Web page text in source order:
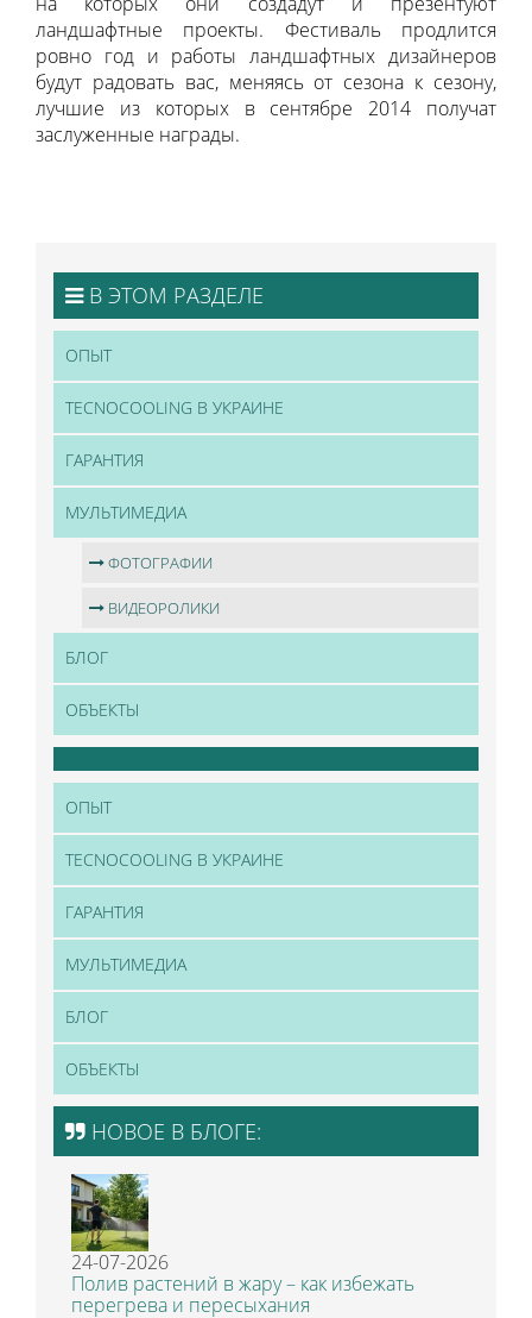
ландшафтные проекты. Фестиваль продлится
ровно год и работы ландшафтных дизайнеров
будут радовать вас, меняясь от сезона к сезону,
лучшие из которых в сентябре 2014 получат
заслуженные награды.
В ЭТОМ РАЗДЕЛЕ
ОПЫТ
TECNOCOOLING В УКРАИНЕ
ГАРАНТИЯ
МУЛЬТИМЕДИА
ФОТОГРАФИИ
ВИДЕОРОЛИКИ
БЛОГ
ОБЪЕКТЫ
ОПЫТ
TECNOCOOLING В УКРАИНЕ
ГАРАНТИЯ
МУЛЬТИМЕДИА
БЛОГ
ОБЪЕКТЫ
НОВОЕ В БЛОГЕ:
24-07-2026
Полив растений в жару – как избежать
перегрева и пересыхания